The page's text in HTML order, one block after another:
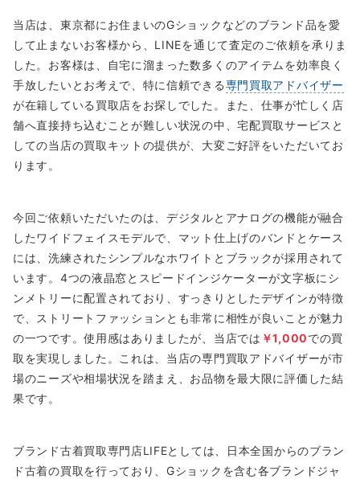
当店は、東京都にお住まいのGショックなどのブランド品を愛
して止まないお客様から、LINEを通じて査定のご依頼を承りま
した。お客様は、自宅に溜まった数多くのアイテムを効率良く
手放したいとお考えで、特に信頼できる専門買取アドバイザー
が在籍している買取店をお探しでした。また、仕事が忙しく店
舗へ直接持ち込むことが難しい状況の中、宅配買取サービスと
しての当店の買取キットの提供が、大変ご好評をいただいてお
ります。
今回ご依頼いただいたのは、デジタルとアナログの機能が融合
したワイドフェイスモデルで、マット仕上げのバンドとケース
には、洗練されたシンプルなホワイトとブラックが採用されて
います。4つの液晶窓とスピードインジケーターが文字板にシ
ンメトリーに配置されており、すっきりとしたデザインが特徴
で、ストリートファッションとも非常に相性が良いことが魅力
の一つです。使用感はありましたが、当店では ￥1,000での買
取を実現しました。これは、当店の専門買取アドバイザーが市
場のニーズや相場状況を踏まえ、お品物を最大限に評価した結
果です。
ブランド古着買取専門店LIFEとしては、日本全国からのブラン
ド古着の買取を行っており、Gショックを含む各ブランドジャ